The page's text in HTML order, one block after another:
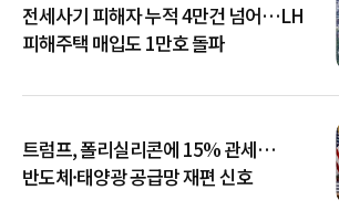
전세사기 피해자 누적 4만건 넘어…LH
피해주택 매입도 1만호 돌파
트럼프, 폴리실리콘에 15% 관세…
반도체·태양광 공급망 재편 신호